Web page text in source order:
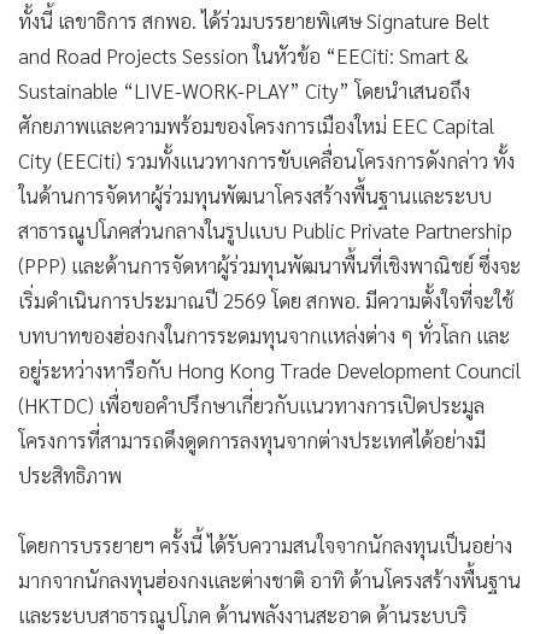
ทั้งนี้ เลขาธิการ สกพอ. ได้ร่วมบรรยายพิเศษ Signature Belt
and Road Projects Session ในหัวข้อ “EECiti: Smart &
Sustainable “LIVE-WORK-PLAY” City” โดยนำเสนอถึง
ศักยภาพและความพร้อมของโครงการเมืองใหม่ EEC Capital
City (EECiti) รวมทั้งแนวทางการขับเคลื่อนโครงการดังกล่าว ทั้ง
ในด้านการจัดหาผู้ร่วมทุนพัฒนาโครงสร้างพื้นฐานและระบบ
สาธารณูปโภคส่วนกลางในรูปแบบ Public Private Partnership
(PPP) และด้านการจัดหาผู้ร่วมทุนพัฒนาพื้นที่เชิงพาณิชย์ ซึ่งจะ
เริ่มดำเนินการประมาณปี 2569 โดย สกพอ. มีความตั้งใจที่จะใช้
บทบาทของฮ่องกงในการระดมทุนจากแหล่งต่าง ๆ ทั่วโลก และ
อยู่ระหว่างหารือกับ Hong Kong Trade Development Council
(HKTDC) เพื่อขอคำปรึกษาเกี่ยวกับแนวทางการเปิดประมูล
โครงการที่สามารถดึงดูดการลงทุนจากต่างประเทศได้อย่างมี
ประสิทธิภาพ
โดยการบรรยายฯ ครั้งนี้ ได้รับความสนใจจากนักลงทุนเป็นอย่าง
มากจากนักลงทุนฮ่องกงและต่างชาติ อาทิ ด้านโครงสร้างพื้นฐาน
และระบบสาธารณูปโภค ด้านพลังงานสะอาด ด้านระบบริ